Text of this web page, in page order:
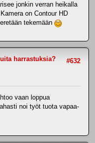
jonkin verran heikalla
on Contour HD
tekemään
#632
harrastuksia?
vaan loppua
noi työt tuota vapaa-